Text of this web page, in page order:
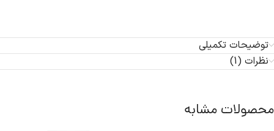
توضیحات تکمیلی
نظرات (1)
محصولات مشابه